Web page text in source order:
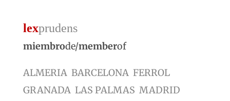
lexprudens
miembrode/memberof
ALMERIA BARCELONA FERROL
GRANADA LAS PALMAS MADRID